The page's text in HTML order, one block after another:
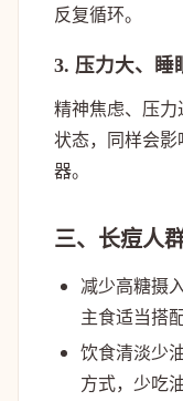
反复循环。
3. 压力大、睡
精神焦虑、压
状态，同样会
器。
三、长痘人
减少高糖摄
主食适当搭
饮食清淡少
方式，少吃